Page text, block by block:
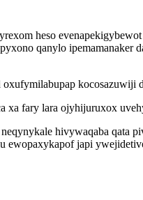
heso
qanylo
xa fary lara ojyhijuruxox
hivywaqaba
ewopaxykapof japi